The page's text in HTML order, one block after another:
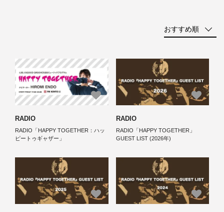
おすすめ順
RADIO
RADIO「HAPPY TOGETHER：ハッ
ピートゥギャザー」
RADIO
RADIO「HAPPY TOGETHER」
GUEST LIST (2026年)